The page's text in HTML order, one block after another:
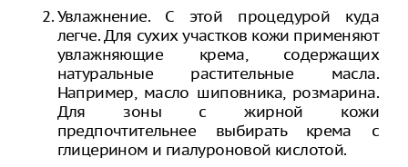
Увлажнение. С этой процедурой куда
легче. Для сухих участков кожи применяют
увлажняющие крема, содержащих
натуральные растительные масла.
Например, масло шиповника, розмарина.
Для зоны с жирной кожи
предпочтительнее выбирать крема с
глицерином и гиалуроновой кислотой.